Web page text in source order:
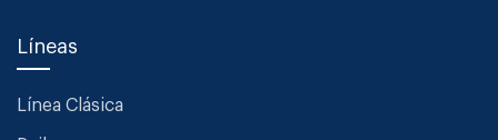
Líneas
Línea Clásica